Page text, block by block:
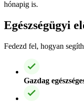
hónapig is.
Egészségügyi
Fedezd fel, hogyan
Gazdag